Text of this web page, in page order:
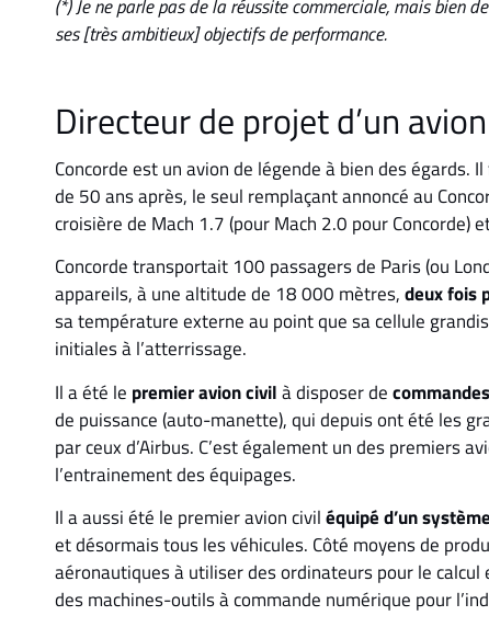
(*) Je ne parle pas de la réussite commerciale, mais bien
ses [très ambitieux] objectifs de performance.
Directeur de projet d’un
Concorde est un avion de légende à bien des
de 50 ans après, le seul remplaçant annoncé au
croisière de Mach 1.7 (pour Mach 2.0 pour Concorde)
Concorde transportait 100 passagers de Paris (ou
appareils, à une altitude de 18 000 mètres,deux fois
sa température externe au point que sa cellule
initiales à l’atterrissage.
Il a été le premier avion civilà disposer de
de puissance (auto-manette), qui depuis ont été les
par ceux d’Airbus. C’est également un des premiers
l’entrainement des équipages.
Il a aussi été le premier avion civiléquipé d’un
et désormais tous les véhicules. Côté moyens de
aéronautiques à utiliser des ordinateurs pour le
des machines-outils à commande numérique pour